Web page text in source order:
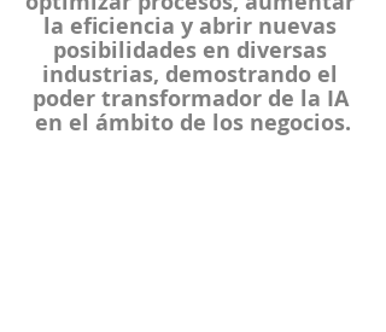
la eficiencia y abrir nuevas
posibilidades en diversas
industrias, demostrando el
poder transformador de la IA
en el ámbito de los negocios.